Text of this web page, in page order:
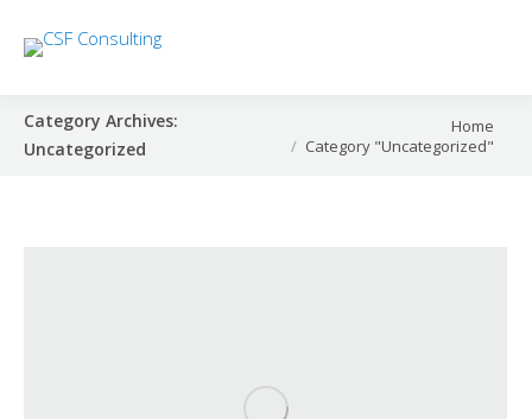
Category Archives:
Uncategorized
Home
Category "Uncategorized"